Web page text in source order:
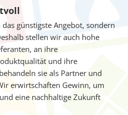
günstigste Angebot, sondern
stellen wir auch hohe
an ihre
und ihre
sie als Partner und
erwirtschaften Gewinn, um
eine nachhaltige Zukunft